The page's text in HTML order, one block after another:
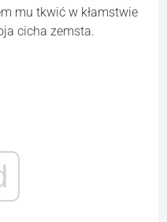
mu tkwić w kłamstwie
cicha zemsta.